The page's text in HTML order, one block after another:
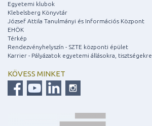
Egyetemi klubok
Klebelsberg Könyvtár
József Attila Tanulmányi és Információs Központ
EHÖK
Térkép
Rendezvényhelyszín - SZTE központi épület
Karrier - Pályázatok egyetemi állásokra, tisztségekre
KÖVESS MINKET